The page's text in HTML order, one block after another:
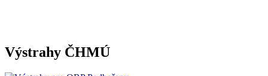
Výstrahy ČHMÚ